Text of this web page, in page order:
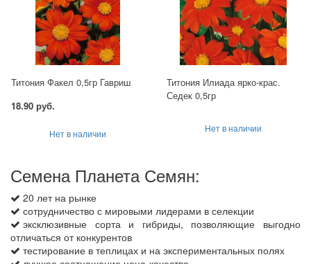
Титония Факел 0,5гр Гавриш
18.90 руб.
Нет в наличии
Титония Илиада ярко-крас.
Седек 0,5гр
Нет в наличии
Семена Планета Семян:
20 лет на рынке
сотрудничество с мировыми лидерами в селекции
эксклюзивные сорта и гибриды, позволяющие выгодно
отличаться от конкурентов
тестирование в теплицах и на экспериментальных полях